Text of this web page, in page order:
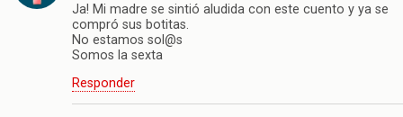
Ja! Mi madre se sintió aludida con este cuento y ya se
compró sus botitas.
No estamos sol@s
Somos la sexta
Responder